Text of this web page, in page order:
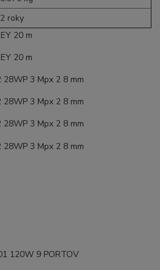
2 roky